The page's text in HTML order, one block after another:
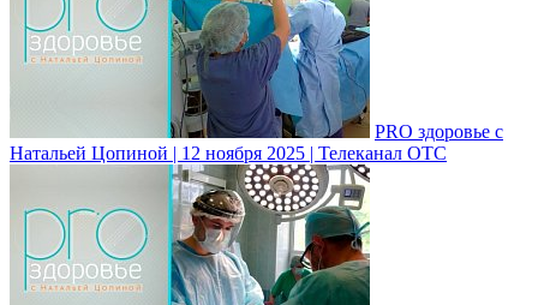
PRO здоровье с
Натальей Цопиной | 12 ноября 2025 | Телеканал ОТС